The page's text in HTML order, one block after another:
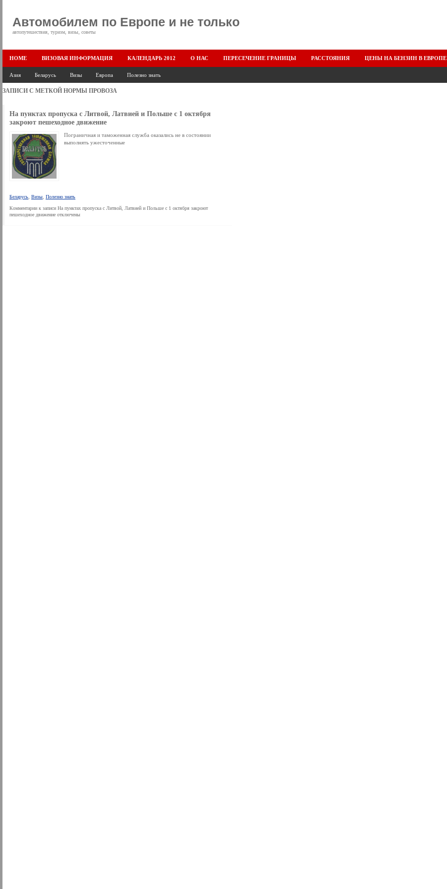
Автомобилем по Европе и не только
автопутешествия, туризм, визы, советы
HOME ВИЗОВАЯ ИНФОРМАЦИЯ КАЛЕНДАРЬ 2012 О НАС ПЕРЕСЕЧЕНИЕ ГРАНИЦЫ РАССТОЯНИЯ ЦЕНЫ НА БЕНЗИН В ЕВРОПЕ
Азия Беларусь Визы Европа Полезно знать
ЗАПИСИ С МЕТКОЙ НОРМЫ ПРОВОЗА
На пунктах пропуска с Литвой, Латвией и Польше с 1 октября
закроют пешеходное движение
Пограничная и таможенная служба оказались не в состоянии
выполнять ужесточенные
Беларусь Визы Полезно знать
Комментарии к записи На пунктах пропуска с Литвой, Латвией и Польше с 1 октября закроют
пешеходное движение отключены